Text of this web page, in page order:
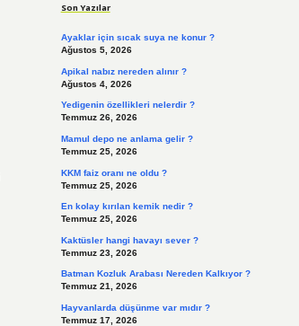
Son Yazılar
Ayaklar için sıcak suya ne konur ?
Ağustos 5, 2026
Apikal nabız nereden alınır ?
Ağustos 4, 2026
Yedigenin özellikleri nelerdir ?
Temmuz 26, 2026
Mamul depo ne anlama gelir ?
Temmuz 25, 2026
KKM faiz oranı ne oldu ?
Temmuz 25, 2026
En kolay kırılan kemik nedir ?
Temmuz 25, 2026
Kaktüsler hangi havayı sever ?
Temmuz 23, 2026
Batman Kozluk Arabası Nereden Kalkıyor ?
Temmuz 21, 2026
Hayvanlarda düşünme var mıdır ?
Temmuz 17, 2026